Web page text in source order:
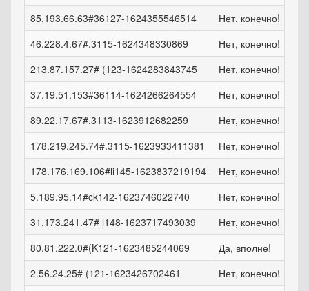
85.193.66.63#36127-1624355546514
Нет, конечно!
46.228.4.67#.3115-1624348330869
Нет, конечно!
213.87.157.27# (123-1624283843745
Нет, конечно!
37.19.51.153#36114-1624266264554
Нет, конечно!
89.22.17.67#.3113-1623912682259
Нет, конечно!
178.219.245.74#.3115-1623933411381
Нет, конечно!
178.176.169.106#li145-1623837219194
Нет, конечно!
5.189.95.14#ck142-1623746022740
Нет, конечно!
31.173.241.47# l148-1623717493039
Нет, конечно!
80.81.222.0#(K121-1623485244069
Да, вполне!
2.56.24.25# (121-1623426702461
Нет, конечно!